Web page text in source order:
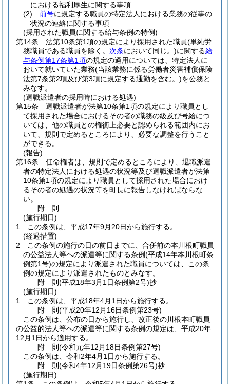
における福利厚生に関する事項
(2)
前号に規定する職員の特定法人における業務の従事の
状況の連絡に関する事項
(採用された職員に関する給与条例の特例)
第14条
法第10条第1項の規定により採用された職員(単純労
務職員である職員を除く。 次条において同じ。)に関する給
与条例第17条第1項の規定の適用については、特定法人に
おいて就いていた業務(当該業務に係る労働者災害補償保険
法第7条第2項及び第3項に規定する通勤を含む。)を公務と
みなす。
(退職派遣者の採用時における処遇)
第15条
退職派遣者が法第10条第1項の規定により職員とし
て採用された場合におけるその者の職務の級及び号給につ
いては、他の職員との権衡上必要と認められる範囲内にお
いて、規則で定めるところにより、必要な調整を行うこと
ができる。
(報告)
第16条
任命権者は、規則で定めるところにより、退職派遣
者の特定法人における処遇の状況等及び退職派遣者が法第
10条第1項の規定により職員として採用された場合におけ
るその者の処遇の状況等を町長に報告しなければならな
い。
附 則
(施行期日)
1
この条例は、平成17年9月20日から施行する。
(経過措置)
2
この条例の施行の日の前日までに、合併前の本川根町職員
の公益法人等への派遣等に関する条例(平成14年本川根町条
例第1号)の規定により派遣された職員については、この条
例の規定により派遣されたものとみなす。
附 則(平成18年3月1日条例第2号)抄
(施行期日)
1
この条例は、平成18年4月1日から施行する。
附 則(平成20年12月16日条例第23号)
この条例は、公布の日から施行し、改正後の川根本町職員
の公益的法人等への派遣等に関する条例の規定は、平成20年
12月1日から適用する。
附 則(令和元年12月18日条例第27号)
この条例は、令和2年4月1日から施行する。
附 則(令和4年12月19日条例第26号)抄
(施行期日)